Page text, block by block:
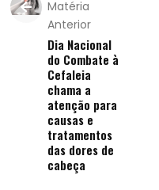
Matéria
Anterior
Dia Nacional
do Combate à
Cefaleia
chama a
atenção para
causas e
tratamentos
das dores de
cabeça